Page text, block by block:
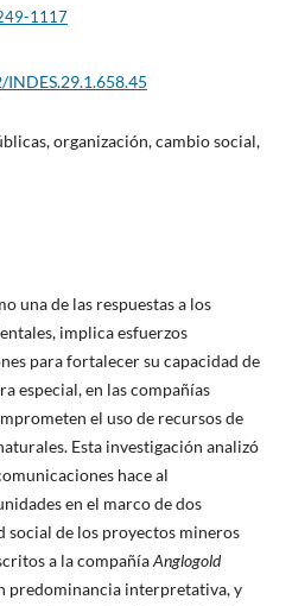
1117
organización, cambio social,
una de las respuestas a los
implica esfuerzos
para fortalecer su capacidad de
especial, en las compañías
el uso de recursos de
Esta investigación analizó
hace al
en el marco de dos
social de los proyectos mineros
a la compañíaAnglogold
predominancia interpretativa, y